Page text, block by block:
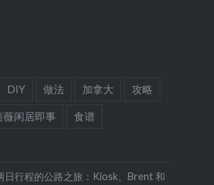
DIY 做法 加拿大 攻略
薇闲居即事 食谱
日行程的公路之旅：Kiosk、Brent 和